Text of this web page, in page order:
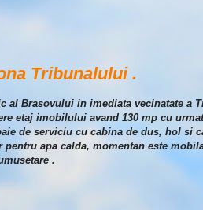
Tribunalului .
al Brasovului in imediata vecinatate a
etaj imobilului avand 130 mp cu
de serviciu cu cabina de dus, hol si
apa calda, momentan este
.